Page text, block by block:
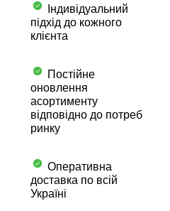
Індивідуальний
підхід до кожного
клієнта
Постійне
оновлення
асортименту
відповідно до потреб
ринку
Оперативна
доставка по всій
Україні